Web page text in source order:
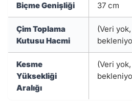
Biçme Genişliği 37 cm
Çim Toplama
Kutusu Hacmi
(Veri
Kesme
Yüksekliği
Aralığı
(Veri